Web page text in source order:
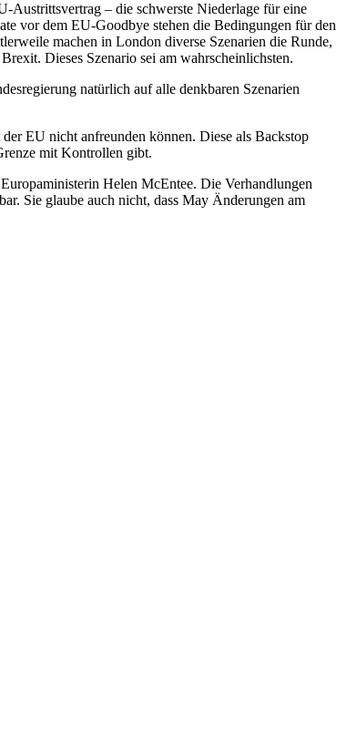
Austrittsvertrag – die schwerste Niederlage für eine
vor dem EU-Goodbye stehen die Bedingungen für den
machen in London diverse Szenarien die Runde,
Dieses Szenario sei am wahrscheinlichsten.
natürlich auf alle denkbaren Szenarien
EU nicht anfreunden können. Diese als Backstop
mit Kontrollen gibt.
Helen McEntee. Die Verhandlungen
Sie glaube auch nicht, dass May Änderungen am